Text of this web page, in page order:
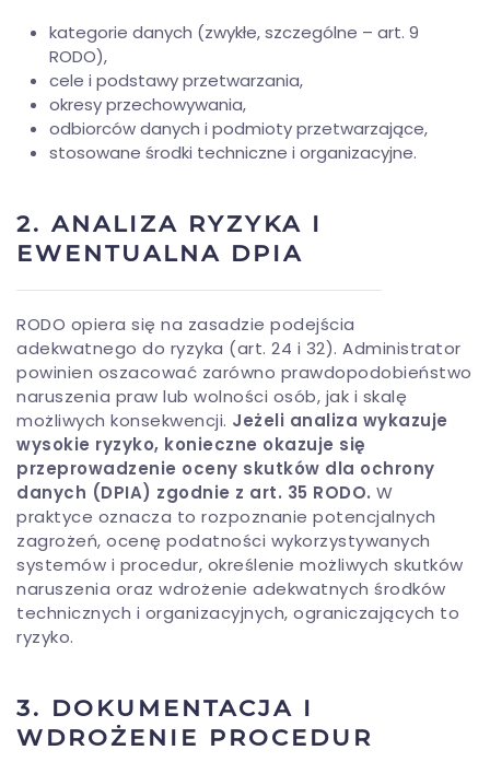
kategorie danych (zwykłe, szczególne – art. 9
RODO),
cele i podstawy przetwarzania,
okresy przechowywania,
odbiorców danych i podmioty przetwarzające,
stosowane środki techniczne i organizacyjne.
2. ANALIZA RYZYKA I
EWENTUALNA DPIA
RODO opiera się na zasadzie podejścia
adekwatnego do ryzyka (art. 24 i 32). Administrator
powinien oszacować zarówno prawdopodobieństwo
naruszenia praw lub wolności osób, jak i skalę
możliwych konsekwencji. Jeżeli analiza wykazuje
wysokie ryzyko, konieczne okazuje się
przeprowadzenie oceny skutków dla ochrony
danych (DPIA) zgodnie z art. 35 RODO. W
praktyce oznacza to rozpoznanie potencjalnych
zagrożeń, ocenę podatności wykorzystywanych
systemów i procedur, określenie możliwych skutków
naruszenia oraz wdrożenie adekwatnych środków
technicznych i organizacyjnych, ograniczających to
ryzyko.
3. DOKUMENTACJA I
WDROŻENIE PROCEDUR